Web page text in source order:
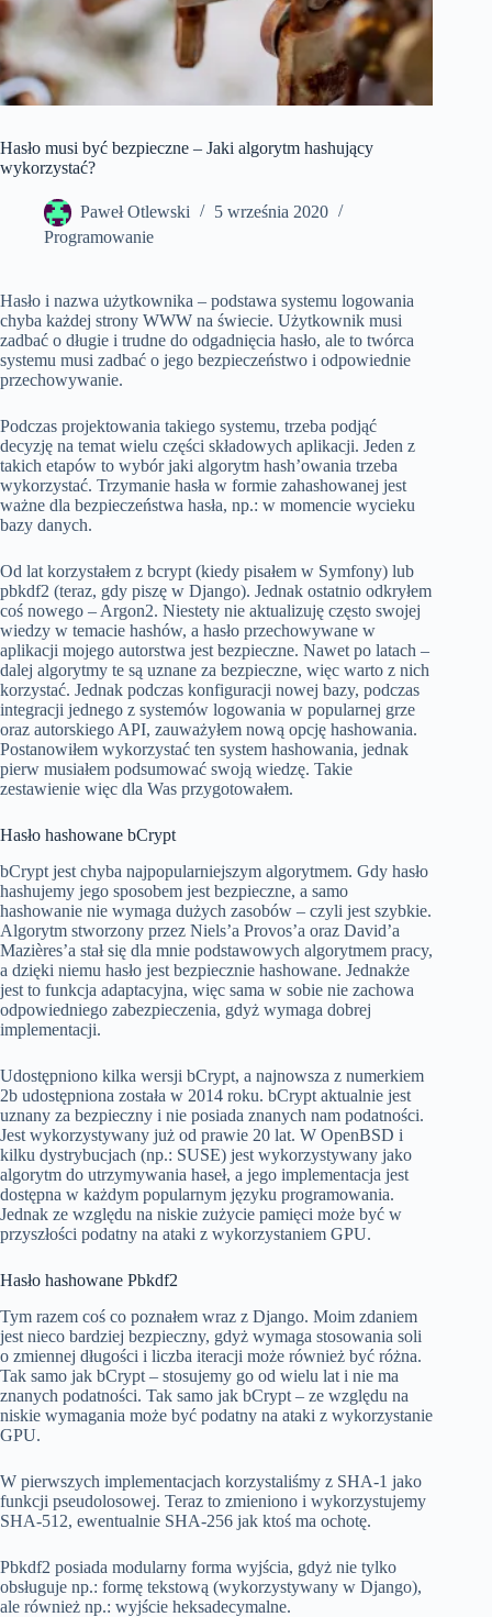
Hasło musi być bezpieczne – Jaki algorytm hashujący
wykorzystać?
Paweł Otlewski
5 września 2020
Programowanie
Hasło i nazwa użytkownika – podstawa systemu logowania
chyba każdej strony WWW na świecie. Użytkownik musi
zadbać o długie i trudne do odgadnięcia hasło, ale to twórca
systemu musi zadbać o jego bezpieczeństwo i odpowiednie
przechowywanie.
Podczas projektowania takiego systemu, trzeba podjąć
decyzję na temat wielu części składowych aplikacji. Jeden z
takich etapów to wybór jaki algorytm hash’owania trzeba
wykorzystać. Trzymanie hasła w formie zahashowanej jest
ważne dla bezpieczeństwa hasła, np.: w momencie wycieku
bazy danych.
Od lat korzystałem z bcrypt (kiedy pisałem w Symfony) lub
pbkdf2 (teraz, gdy piszę w Django). Jednak ostatnio odkryłem
coś nowego – Argon2. Niestety nie aktualizuję często swojej
wiedzy w temacie hashów, a hasło przechowywane w
aplikacji mojego autorstwa jest bezpieczne. Nawet po latach –
dalej algorytmy te są uznane za bezpieczne, więc warto z nich
korzystać. Jednak podczas konfiguracji nowej bazy, podczas
integracji jednego z systemów logowania w popularnej grze
oraz autorskiego API, zauważyłem nową opcję hashowania.
Postanowiłem wykorzystać ten system hashowania, jednak
pierw musiałem podsumować swoją wiedzę. Takie
zestawienie więc dla Was przygotowałem.
Hasło hashowane bCrypt
bCrypt jest chyba najpopularniejszym algorytmem. Gdy hasło
hashujemy jego sposobem jest bezpieczne, a samo
hashowanie nie wymaga dużych zasobów – czyli jest szybkie.
Algorytm stworzony przez Niels’a Provos’a oraz David’a
Mazières’a stał się dla mnie podstawowych algorytmem pracy,
a dzięki niemu hasło jest bezpiecznie hashowane. Jednakże
jest to funkcja adaptacyjna, więc sama w sobie nie zachowa
odpowiedniego zabezpieczenia, gdyż wymaga dobrej
implementacji.
Udostępniono kilka wersji bCrypt, a najnowsza z numerkiem
2b udostępniona została w 2014 roku. bCrypt aktualnie jest
uznany za bezpieczny i nie posiada znanych nam podatności.
Jest wykorzystywany już od prawie 20 lat. W OpenBSD i
kilku dystrybucjach (np.: SUSE) jest wykorzystywany jako
algorytm do utrzymywania haseł, a jego implementacja jest
dostępna w każdym popularnym języku programowania.
Jednak ze względu na niskie zużycie pamięci może być w
przyszłości podatny na ataki z wykorzystaniem GPU.
Hasło hashowane Pbkdf2
Tym razem coś co poznałem wraz z Django. Moim zdaniem
jest nieco bardziej bezpieczny, gdyż wymaga stosowania soli
o zmiennej długości i liczba iteracji może również być różna.
Tak samo jak bCrypt – stosujemy go od wielu lat i nie ma
znanych podatności. Tak samo jak bCrypt – ze względu na
niskie wymagania może być podatny na ataki z wykorzystanie
GPU.
W pierwszych implementacjach korzystaliśmy z SHA-1 jako
funkcji pseudolosowej. Teraz to zmieniono i wykorzystujemy
SHA-512, ewentualnie SHA-256 jak ktoś ma ochotę.
Pbkdf2 posiada modularny forma wyjścia, gdyż nie tylko
obsługuje np.: formę tekstową (wykorzystywany w Django),
ale również np.: wyjście heksadecymalne.